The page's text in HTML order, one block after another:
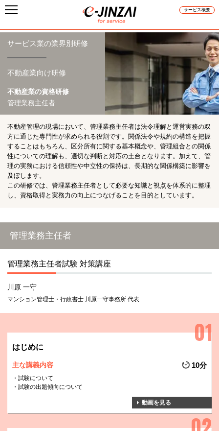
サービス概要
サービス業の業界別研修
不動産業向け研修
不動産業の資格研修
管理業務主任者
不動産管理の現場において、管理業務主任者は法令理解と運営実務の双
方に通じた専門性が求められる役割です。関係法令や規約の構造を把握
することはもちろん、区分所有に関する基本概念や、管理組合との関係
性についての理解も、適切な判断と対応の土台となります。加えて、管
理の実務における信頼性や中立性の保持は、長期的な関係構築に影響を
及ぼします。
この研修では、管理業務主任者として必要な知識と視点を体系的に整理
し、資格取得と実務力の向上につなげることを目的としています。
管理業務主任者
管理業務主任者試験 対策講座
川原 一守
マンション管理士・行政書士 川原一守事務所 代表
はじめに
主な講義内容 10分
試験について
試験の出題傾向について
動画を見る